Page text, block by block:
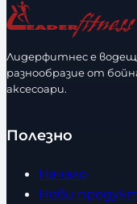
ч
е
т
в
Лидерфитнес е
разнообразие от
аксесоари.
Полезно
Начало
Нови